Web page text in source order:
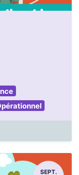
SEPT.